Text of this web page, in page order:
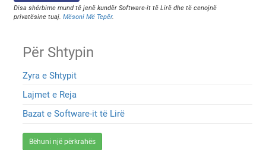
Disa shërbime mund të jenë kundër Software-it të Lirë dhe të cenojnë
privatësine tuaj.Mësoni Më Tepër.
Për Shtypin
Zyra e Shtypit
Lajmet e Reja
Bazat e Software-it të Lirë
Bëhuni një përkrahës